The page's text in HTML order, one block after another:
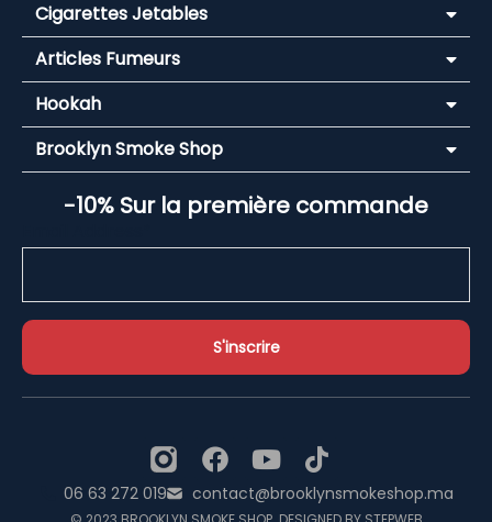
Cigarettes Jetables
Articles Fumeurs
Hookah
Brooklyn Smoke Shop
-10% Sur la première commande
06 63 272 019 contact@brooklynsmokeshop.ma